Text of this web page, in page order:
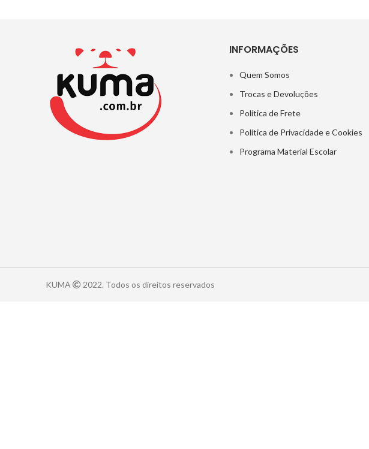
INFORMAÇÕES
Quem Somos
Trocas e Devoluções
Política de Frete
Política de Privacidade e Cookies
Programa Material Escolar
KUMA 2022. Todos os direitos reservados